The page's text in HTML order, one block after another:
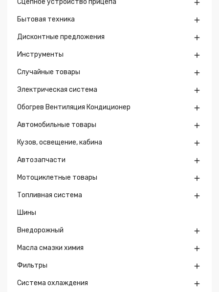
Сцепное устройство прицепа 
Бытовая техника 
Дисконтные предложения 
Инструменты 
Случайные товары 
Электрическая система 
Обогрев Вентиляция Кондиционер 
Автомобильные товары 
Кузов, освещение, кабина 
Автозапчасти 
Мотоциклетные товары 
Топливная система 
Шины
Внедорожный 
Масла смазки химия 
Фильтры 
Система охлаждения 